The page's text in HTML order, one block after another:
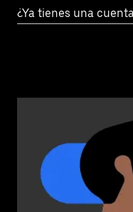
¿Ya tienes una